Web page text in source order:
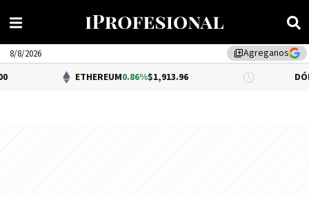
library_addAgreganos
8/8/2026
ETHEREUM0.86%$1,913.96 DÓLAR BNA